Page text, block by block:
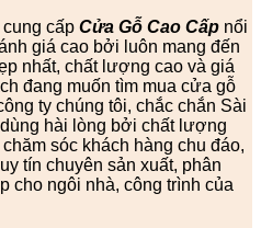
cấp Cửa Gỗ Cao Cấp nổi
giá cao bởi luôn mang đến
nhất, chất lượng cao và giá
đang muốn tìm mua cửa gỗ
ty chúng tôi, chắc chắn Sài
hài lòng bởi chất lượng
sóc khách hàng chu đáo,
tín chuyên sản xuất, phân
cho ngôi nhà, công trình của